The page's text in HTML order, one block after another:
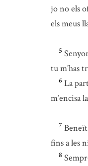
jo no els
els meus
5
tu m’has
6 La
m’encisa
7
fins a les
8